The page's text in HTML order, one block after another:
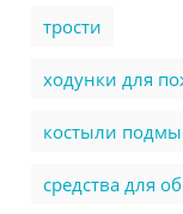
трости
ходунки для
костыли
cредства для